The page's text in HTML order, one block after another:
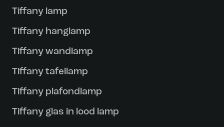
Tiffany lamp
Tiffany hanglamp
Tiffany wandlamp
Tiffany tafellamp
Tiffany plafondlamp
Tiffany glas in lood lamp